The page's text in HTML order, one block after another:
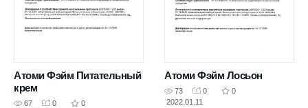
Атоми Фэйм Питательный
крем
67 0
0
Атоми Фэйм Лосьон
73 0
0
2022.01.11